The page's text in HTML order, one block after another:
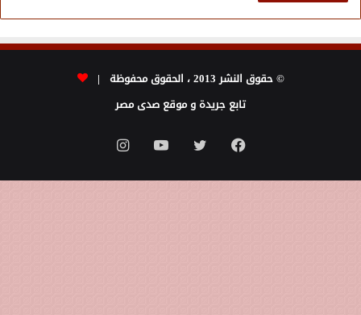
© حقوق النشر 2013 ، الحقوق محفوظة |
تابع جريدة و موقع صدى مصر
فيسبوك تويتر يوتيوبانستقرام